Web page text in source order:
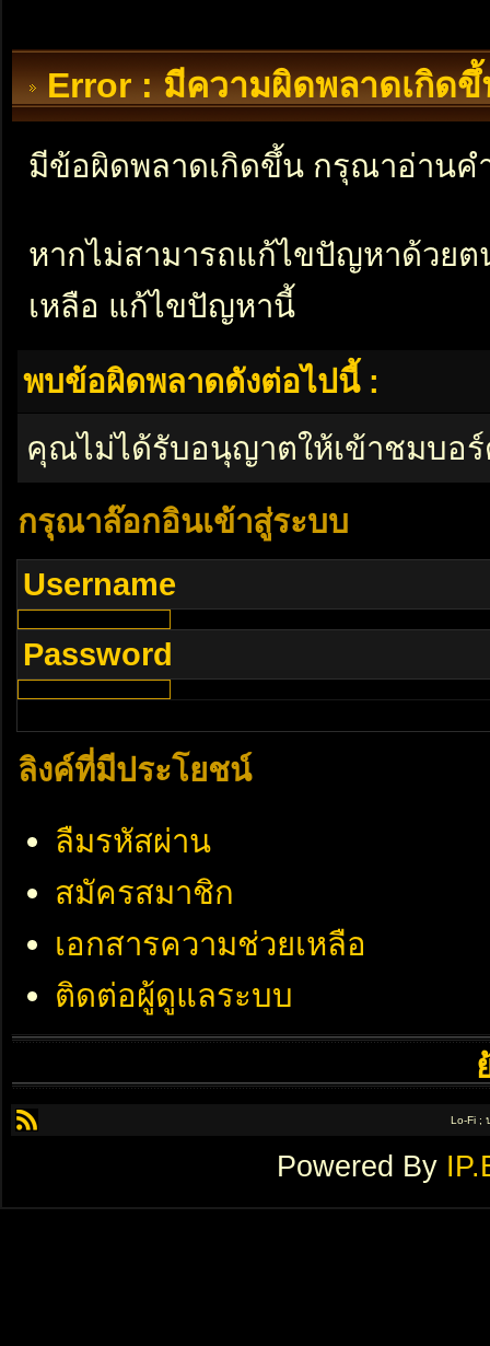
Error : มีความผิดพลาดเกิดขึ้
มีข้อผิดพลาดเกิดขึ้น กรุณาอ่านค
หากไม่สามารถแก้ไขปัญหาด้วย
เหลือ แก้ไขปัญหานี้
พบข้อผิดพลาดดังต่อไปนี้ :
คุณไม่ได้รับอนุญาตให้เข้าชมบอ
กรุณาล๊อกอินเข้าสู่ระบบ
Username
Password
ลิงค์ที่มีประโยชน์
ลืมรหัสผ่าน
สมัครสมาชิก
เอกสารความช่วยเหลือ
ติดต่อผู้ดูแลระบบ
Lo-Fi ;
Powered By